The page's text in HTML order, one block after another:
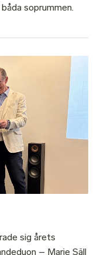
soprummen.
sig årets
– Marie Säll